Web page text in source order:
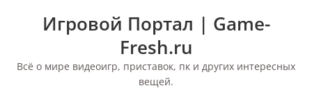
Игровой Портал | Game-
Fresh.ru
Всё о мире видеоигр, приставок, пк и других интересных
вещей.